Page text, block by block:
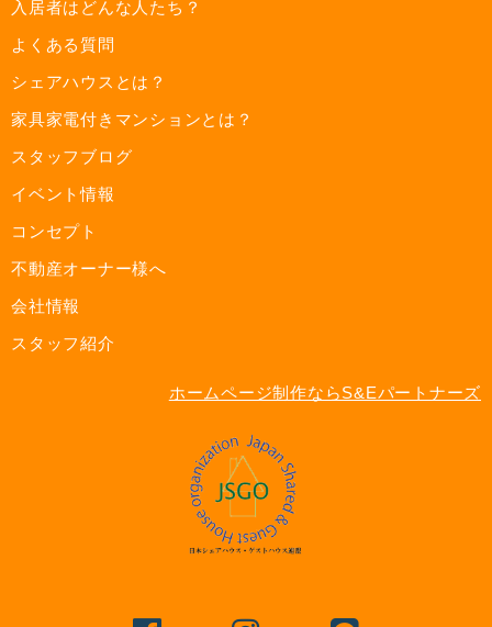
入居者はどんな人たち？
よくある質問
シェアハウスとは？
家具家電付きマンションとは？
スタッフブログ
イベント情報
コンセプト
不動産オーナー様へ
会社情報
スタッフ紹介
ホームページ制作ならS&Eパートナーズ